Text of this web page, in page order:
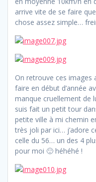
arrive vite de se faire
chose assez simple…
On retrouve ces images
faire en début d’année
manque cruellement de
suis fait un petit tour
petite ville à mi chemin
très joli par ici… j’adore
celle du 56… un des 4
pour moi 🙂 héhéhé !